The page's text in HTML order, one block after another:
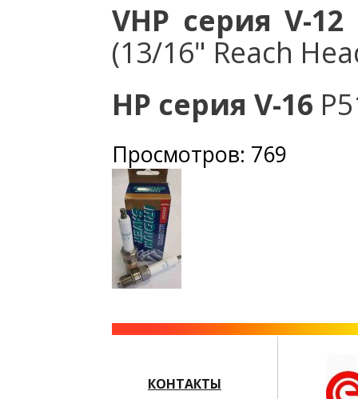
VHP серия V-12
(13/16" Reach
HP серия V-16
Просмотров: 769
КОНТАКТЫ